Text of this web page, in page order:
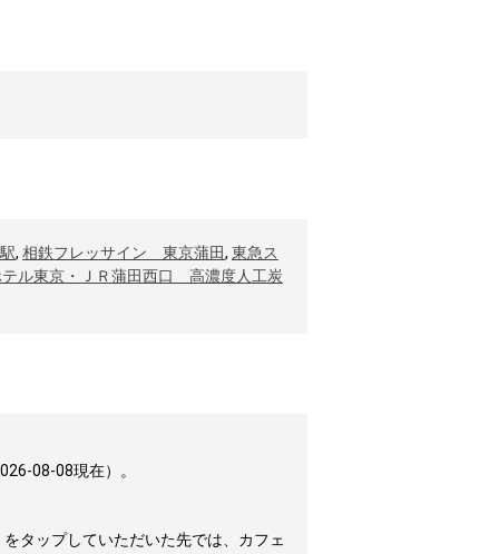
, 相鉄フレッサイン 東京蒲田, 東急ス
テル東京・ＪＲ蒲田西口 高濃度人工炭
08-08現在）。
タップしていただいた先では、カフェ